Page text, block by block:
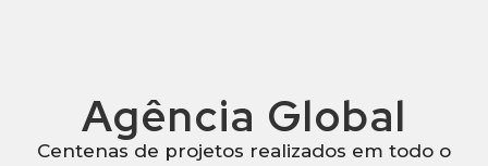
Agência Global
Centenas de projetos realizados em todo o